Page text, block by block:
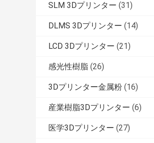
SLM 3Dプリンター (31)
DLMS 3Dプリンター (14)
LCD 3Dプリンター (21)
感光性樹脂 (26)
3Dプリンター金属粉 (16)
産業樹脂3Dプリンター (6)
医学3Dプリンター (27)